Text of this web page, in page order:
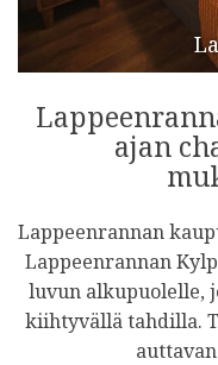
ajan
Lappeenrannan
Lappeenrannan
luvun alkupuolelle,
kiihtyvällä tahdilla.